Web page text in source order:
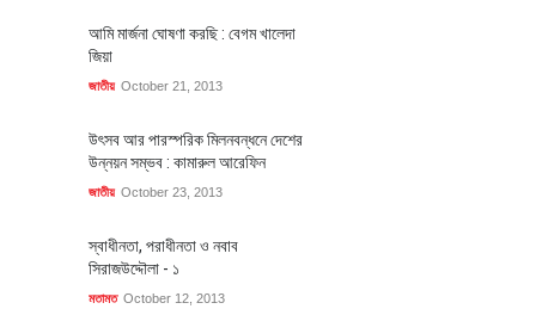
আমি মার্জনা ঘোষণা করছি : বেগম খালেদা
জিয়া
জাতীয় October 21, 2013
উৎসব আর পারস্পরিক মিলনবন্ধনে দেশের
উন্নয়ন সম্ভব : কামারুল আরেফিন
জাতীয় October 23, 2013
স্বাধীনতা, পরাধীনতা ও নবাব
সিরাজউদ্দৌলা - ১
মতামত October 12, 2013